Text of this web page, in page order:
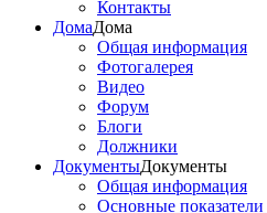
Контакты
ДомаДома
Общая информация
Фотогалерея
Видео
Форум
Блоги
Должники
ДокументыДокументы
Общая информация
Основные показатели